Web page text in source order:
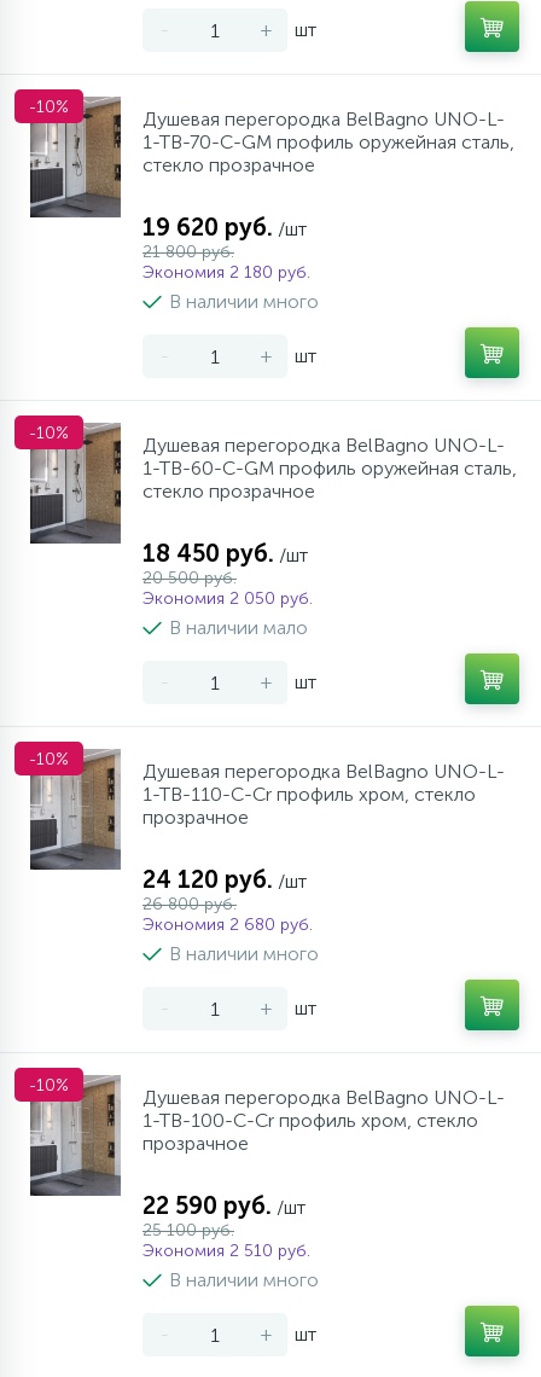
- + шт
-10%
Душевая перегородка BelBagno UNO-L-
1-TB-70-C-GM профиль оружейная сталь,
стекло прозрачное
19 620 руб. /шт
21 800 руб.
Экономия 2 180 руб.
В наличии много
- + шт
-10%
Душевая перегородка BelBagno UNO-L-
1-TB-60-C-GM профиль оружейная сталь,
стекло прозрачное
18 450 руб. /шт
20 500 руб.
Экономия 2 050 руб.
В наличии мало
- + шт
-10%
Душевая перегородка BelBagno UNO-L-
1-TB-110-C-Cr профиль хром, стекло
прозрачное
24 120 руб. /шт
26 800 руб.
Экономия 2 680 руб.
В наличии много
- + шт
-10%
Душевая перегородка BelBagno UNO-L-
1-TB-100-C-Cr профиль хром, стекло
прозрачное
22 590 руб. /шт
25 100 руб.
Экономия 2 510 руб.
В наличии много
- + шт